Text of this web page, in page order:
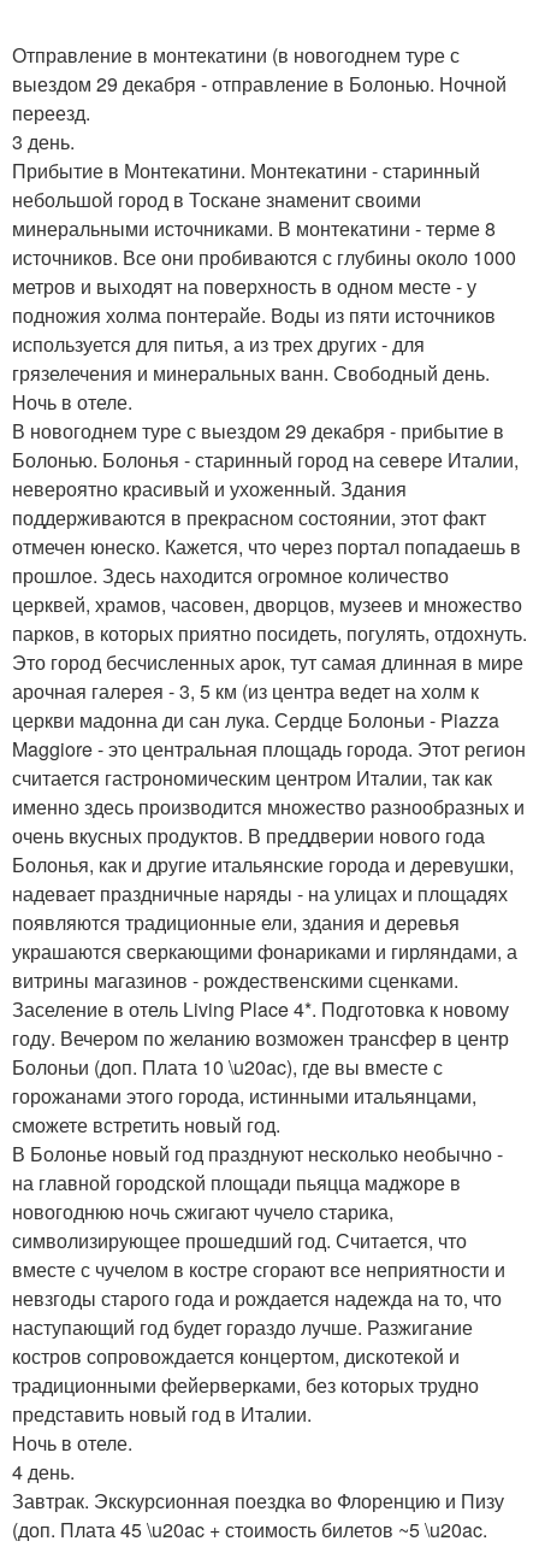
Отправление в монтекатини (в новогоднем туре с
выездом 29 декабря - отправление в Болонью. Ночной
переезд.
3 день.
Прибытие в Монтекатини. Монтекатини - старинный
небольшой город в Тоскане знаменит своими
минеральными источниками. В монтекатини - терме 8
источников. Все они пробиваются с глубины около 1000
метров и выходят на поверхность в одном месте - у
подножия холма понтерайе. Воды из пяти источников
используется для питья, а из трех других - для
грязелечения и минеральных ванн. Свободный день.
Ночь в отеле.
В новогоднем туре с выездом 29 декабря - прибытие в
Болонью. Болонья - старинный город на севере Италии,
невероятно красивый и ухоженный. Здания
поддерживаются в прекрасном состоянии, этот факт
отмечен юнеско. Кажется, что через портал попадаешь в
прошлое. Здесь находится огромное количество
церквей, храмов, часовен, дворцов, музеев и множество
парков, в которых приятно посидеть, погулять, отдохнуть.
Это город бесчисленных арок, тут самая длинная в мире
арочная галерея - 3, 5 км (из центра ведет на холм к
церкви мадонна ди сан лука. Сердце Болоньи - Piazza
Maggiore - это центральная площадь города. Этот регион
считается гастрономическим центром Италии, так как
именно здесь производится множество разнообразных и
очень вкусных продуктов. В преддверии нового года
Болонья, как и другие итальянские города и деревушки,
надевает праздничные наряды - на улицах и площадях
появляются традиционные ели, здания и деревья
украшаются сверкающими фонариками и гирляндами, а
витрины магазинов - рождественскими сценками.
Заселение в отель Living Place 4*. Подготовка к новому
году. Вечером по желанию возможен трансфер в центр
Болоньи (доп. Плата 10 \u20ac), где вы вместе с
горожанами этого города, истинными итальянцами,
сможете встретить новый год.
В Болонье новый год празднуют несколько необычно -
на главной городской площади пьяцца маджоре в
новогоднюю ночь сжигают чучело старика,
символизирующее прошедший год. Считается, что
вместе с чучелом в костре сгорают все неприятности и
невзгоды старого года и рождается надежда на то, что
наступающий год будет гораздо лучше. Разжигание
костров сопровождается концертом, дискотекой и
традиционными фейерверками, без которых трудно
представить новый год в Италии.
Ночь в отеле.
4 день.
Завтрак. Экскурсионная поездка во Флоренцию и Пизу
(доп. Плата 45 \u20ac + стоимость билетов ~5 \u20ac.